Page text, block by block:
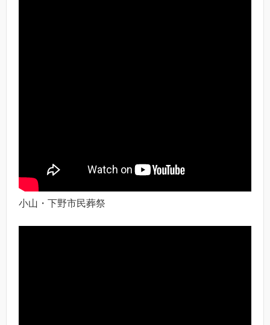
小山・下野市民葬祭